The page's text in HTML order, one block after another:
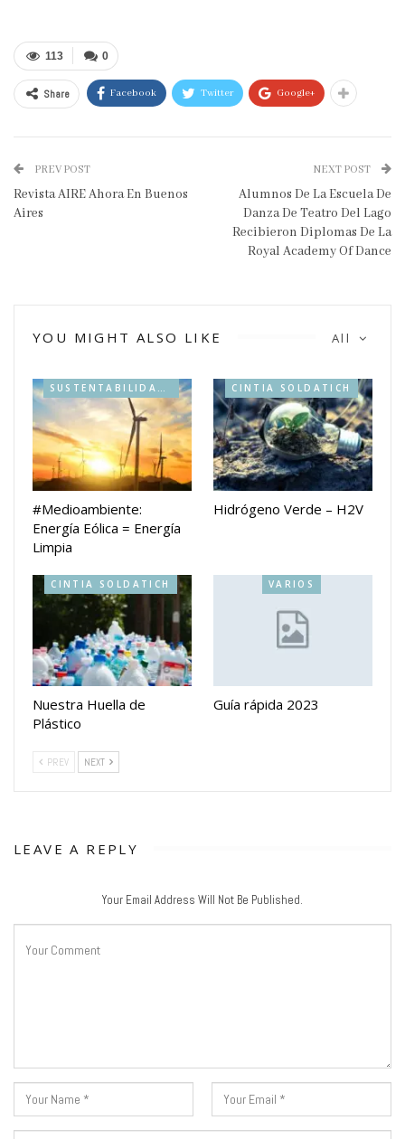
0
113
Share Facebook Twitter Google+
PREV POST
Revista AIRE Ahora En Buenos
Aires
NEXT POST
Alumnos De La Escuela De
Danza De Teatro Del Lago
Recibieron Diplomas De La
Royal Academy Of Dance
All
YOU MIGHT ALSO LIKE
SUSTENTABILIDAD & BIO
#Medioambiente:
Energía Eólica = Energía
Limpia
CINTIA SOLDATICH
Hidrógeno Verde – H2V
CINTIA SOLDATICH
Nuestra Huella de
Plástico
VARIOS
Guía rápida 2023
PREV NEXT
LEAVE A REPLY
Your Email Address Will Not Be Published.